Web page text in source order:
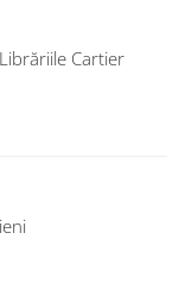
Cartier